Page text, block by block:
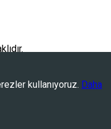
kullanıyoruz. Daha